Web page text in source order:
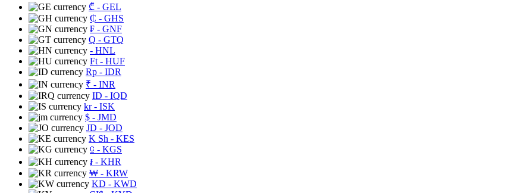
₾ - GEL
₵ - GHS
₣ - GNF
Q - GTQ
- HNL
Ft - HUF
Rp - IDR
₹ - INR
ID - IQD
kr- ISK
$ - JMD
JD - JOD
K Sh - KES
⃀ - KGS
៛ - KHR
₩ - KRW
KD - KWD